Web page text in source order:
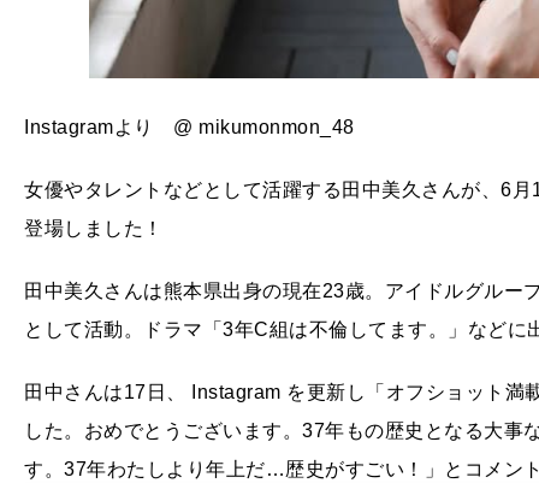
Instagramより @ mikumonmon_48
女優やタレントなどとして活躍する田中美久さんが、6
登場しました！
田中美久さんは熊本県出身の現在23歳。アイドルグル
として活動。ドラマ「3年C組は不倫してます。」などに
田中さんは17日、 Instagram を更新し「オフショット満
した。おめでとうございます。37年もの歴史となる大事
す。37年わたしより年上だ…歴史がすごい！」とコメン